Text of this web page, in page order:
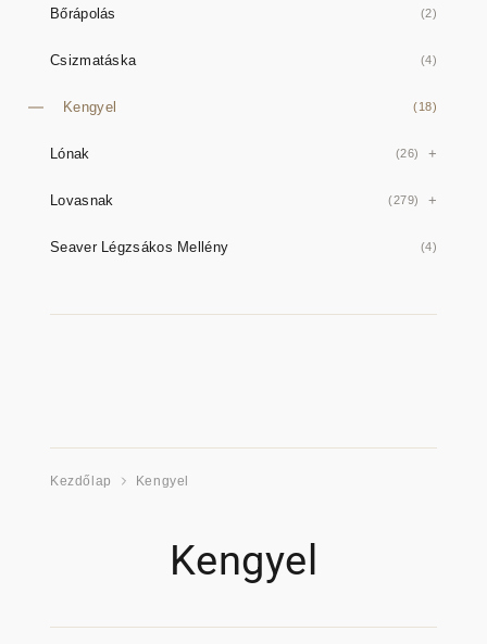
Bőrápolás (2)
Csizmatáska (4)
Kengyel (18)
Lónak (26)
Lovasnak (279)
Seaver Légzsákos Mellény (4)
Kezdőlap Kengyel
Kengyel